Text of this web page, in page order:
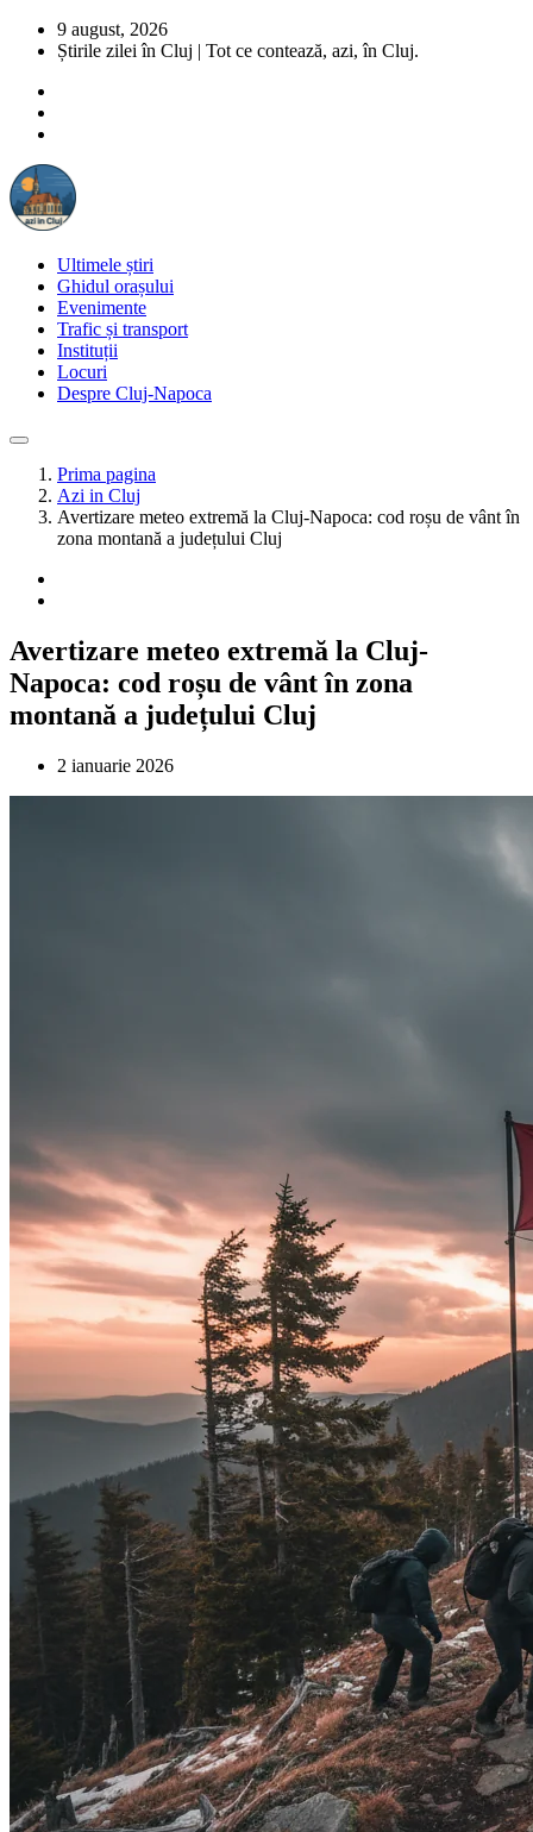
9 august, 2026
Știrile zilei în Cluj | Tot ce contează, azi, în Cluj.
Ultimele știri
Ghidul orașului
Evenimente
Trafic și transport
Instituții
Locuri
Despre Cluj-Napoca
Prima pagina
Azi in Cluj
Avertizare meteo extremă la Cluj-Napoca: cod roșu de vânt în
zona montană a județului Cluj
Avertizare meteo extremă la Cluj-
Napoca: cod roșu de vânt în zona
montană a județului Cluj
2 ianuarie 2026